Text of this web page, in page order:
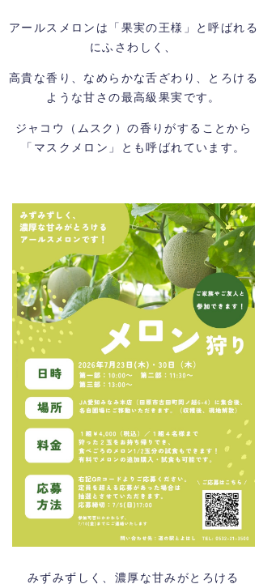
アールスメロンは「果実の王様」と呼ばれる
にふさわしく、
高貴な香り、なめらかな舌ざわり、とろける
ような甘さの最高級果実です。
ジャコウ（ムスク）の香りがすることから
「マスクメロン」とも呼ばれています。
みずみずしく、濃厚な甘みがとろける